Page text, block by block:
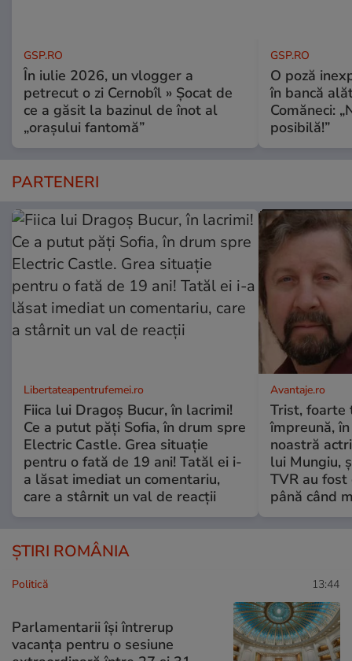
GSP.RO
În iulie 2026, un vlogger a
petrecut o zi Cernobîl » Șocat de
ce a găsit la bazinul de înot al
„orașului fantomă”
GSP.RO
O poză
în bancă
Comăneci:
posibilă!”
PARTENERI
Libertateapentrufemei.ro
Fiica lui Dragoș Bucur, în lacrimi!
Ce a putut păți Sofia, în drum spre
Electric Castle. Grea situație
pentru o fată de 19 ani! Tatăl ei i-
a lăsat imediat un comentariu,
care a stârnit un val de reacții
Avantaje.ro
Trist, foarte
împreună,
noastră
lui Mungiu,
TVR au
până când
ȘTIRI ROMÂNIA
Politică 13:44
Parlamentarii își întrerup
vacanța pentru o sesiune